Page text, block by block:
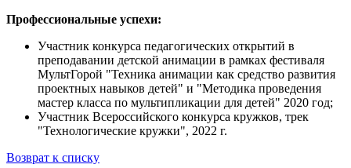
Профессиональные успехи:
Участник конкурса педагогических открытий в
преподавании детской анимации в рамках фестиваля
МультГорой "Техника анимации как средство развития
проектных навыков детей" и "Методика проведения
мастер класса по мультипликации для детей" 2020 год;
Участник Всероссийского конкурса кружков, трек
"Технологические кружки", 2022 г.
Возврат к списку